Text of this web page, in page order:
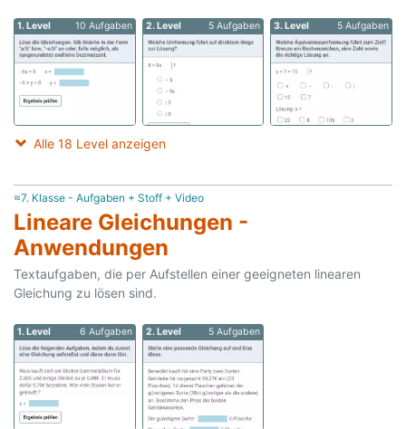
1. Level 10 Aufgaben 2. Level 5 Aufgaben 3. Level 5 Aufgaben
Alle 18 Level anzeigen
≈7. Klasse - Aufgaben + Stoff + Video
Lineare Gleichungen -
Anwendungen
Textaufgaben, die per Aufstellen einer geeigneten linearen
Gleichung zu lösen sind.
1. Level 6 Aufgaben 2. Level 5 Aufgaben